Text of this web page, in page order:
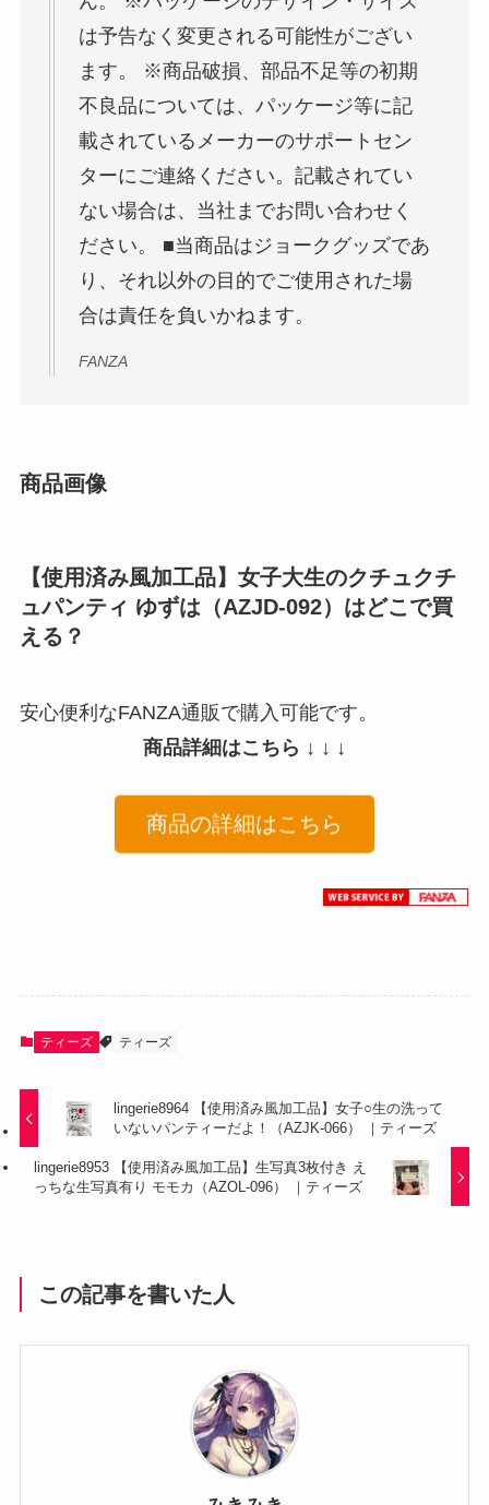
は予告なく変更される可能性がござい
ます。 ※商品破損、部品不足等の初期
不良品については、パッケージ等に記
載されているメーカーのサポートセン
ターにご連絡ください。記載されてい
ない場合は、当社までお問い合わせく
ださい。 ■当商品はジョークグッズであ
り、それ以外の目的でご使用された場
合は責任を負いかねます。
FANZA
商品画像
【使用済み風加工品】女子大生のクチュクチ
ュパンティ ゆずは（AZJD-092）はどこで買
える？
安心便利なFANZA通販で購入可能です。
商品詳細はこちら ↓ ↓ ↓
商品の詳細はこちら
ティーズ ティーズ
lingerie8964 【使用済み風加工品】女子○生の洗って
いないパンティーだよ！（AZJK-066） ｜ティーズ
lingerie8953 【使用済み風加工品】生写真3枚付き え
っちな生写真有り モモカ（AZOL-096） ｜ティーズ
この記事を書いた人